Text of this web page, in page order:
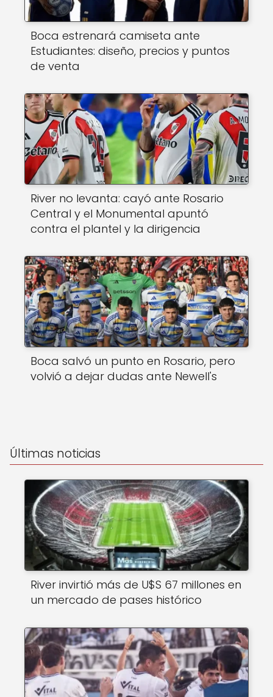
Boca estrenará camiseta ante
Estudiantes: diseño, precios y puntos
de venta
River no levanta: cayó ante Rosario
Central y el Monumental apuntó
contra el plantel y la dirigencia
Boca salvó un punto en Rosario, pero
volvió a dejar dudas ante Newell's
Últimas noticias
River invirtió más de U$S 67 millones en
un mercado de pases histórico